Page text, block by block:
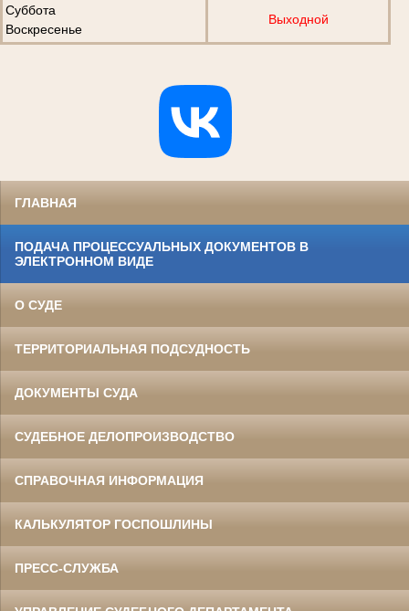
Суббота
Воскресенье
Выходной
ГЛАВНАЯ
ПОДАЧА ПРОЦЕССУАЛЬНЫХ ДОКУМЕНТОВ В
ЭЛЕКТРОННОМ ВИДЕ
О СУДЕ
ТЕРРИТОРИАЛЬНАЯ ПОДСУДНОСТЬ
ДОКУМЕНТЫ СУДА
СУДЕБНОЕ ДЕЛОПРОИЗВОДСТВО
СПРАВОЧНАЯ ИНФОРМАЦИЯ
КАЛЬКУЛЯТОР ГОСПОШЛИНЫ
ПРЕСС-СЛУЖБА